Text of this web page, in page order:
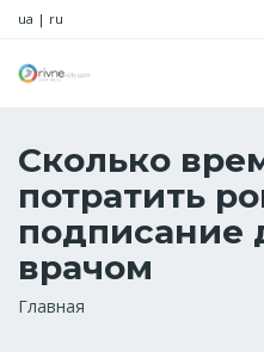
ua | ru
Сколько
потратить
подписание
врачом
Строка
Главная